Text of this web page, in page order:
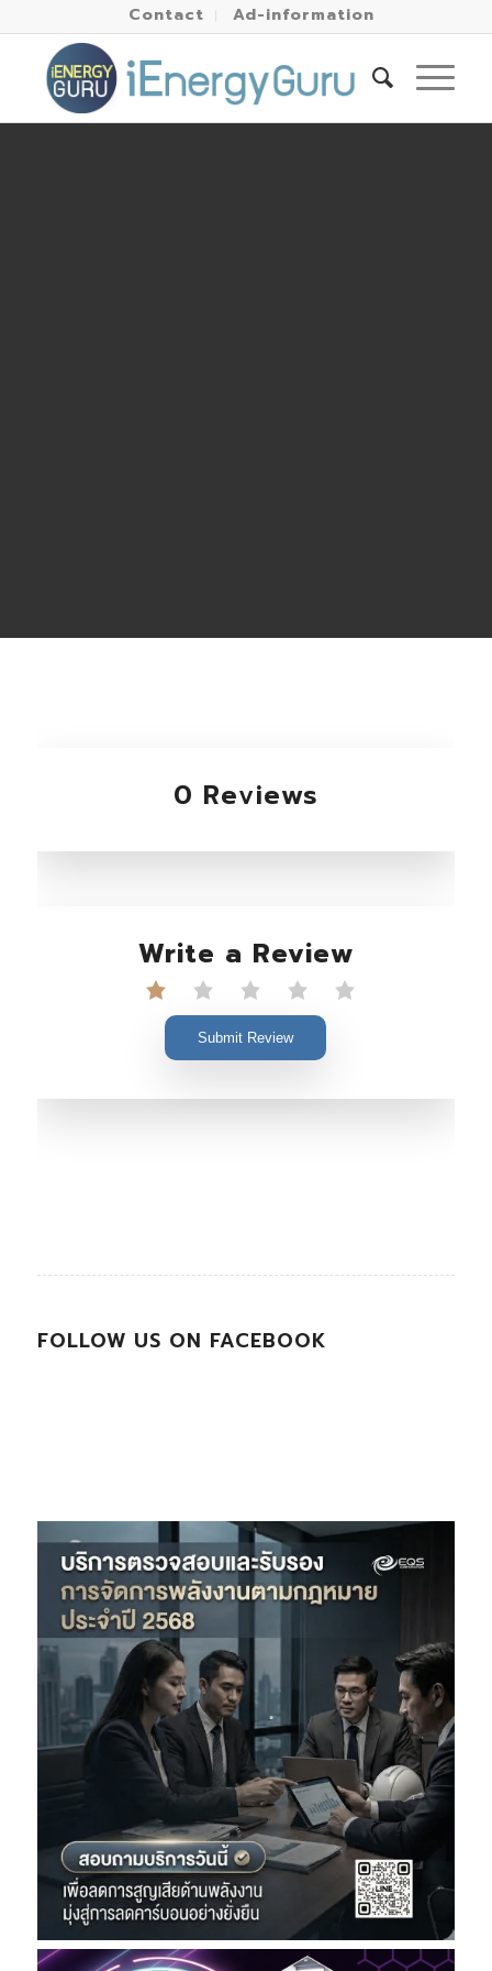
Contact Ad-information
0 Reviews
Write a Review
Submit Review
FOLLOW US ON FACEBOOK